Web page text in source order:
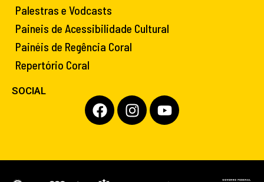
Palestras e Vodcasts
Paineis de Acessibilidade Cultural
Painéis de Regência Coral
Repertório Coral
SOCIAL